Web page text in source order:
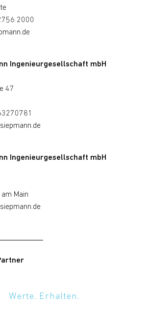
2000
Ingenieurgesellschaft mbH
47
Ingenieurgesellschaft mbH
Main
Werte. Erhalten.